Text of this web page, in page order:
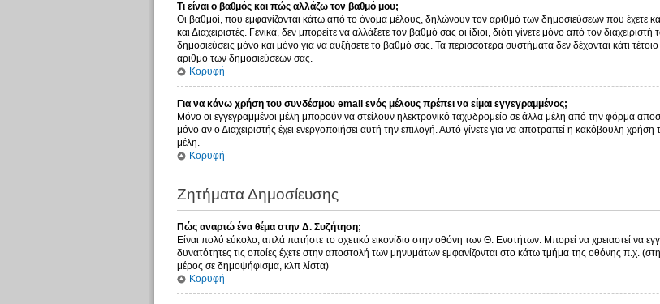
Τι είναι ο βαθμός και πώς αλλάζω τον βαθμό μου;
Οι βαθμοί, που εμφανίζονται κάτω από το όνομα μέλους, δηλώνουν τον αριθμό των δημοσιεύσεων που έχετε
και Διαχειριστές. Γενικά, δεν μπορείτε να αλλάξετε τον βαθμό σας οι ίδιοι, διότι γίνετε μόνο από τον
δημοσιεύσεις μόνο και μόνο για να αυξήσετε το βαθμό σας. Τα περισσότερα συστήματα δεν δέχονται κάτι
αριθμό των δημοσιεύσεων σας.
Κορυφή
Για να κάνω χρήση του συνδέσμου email ενός μέλους πρέπει να είμαι εγγεγραμμένος;
Μόνο οι εγγεγραμμένοι μέλη μπορούν να στείλουν ηλεκτρονικό ταχυδρομείο σε άλλα μέλη από την φόρμα
μόνο αν ο Διαχειριστής έχει ενεργοποιήσει αυτή την επιλογή. Αυτό γίνετε για να αποτραπεί η κακόβουλη
μέλη.
Κορυφή
Ζητήματα Δημοσίευσης
Πώς αναρτώ ένα θέμα στην Δ. Συζήτηση;
Είναι πολύ εύκολο, απλά πατήστε το σχετικό εικονίδιο στην οθόνη των Θ. Ενοτήτων. Μπορεί να χρειαστεί να
δυνατότητες τις οποίες έχετε στην αποστολή των μηνυμάτων εμφανίζονται στο κάτω τμήμα της οθόνης π.χ.
μέρος σε δημοψήφισμα, κλπ λίστα)
Κορυφή